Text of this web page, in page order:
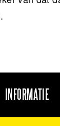
INFORMATIE